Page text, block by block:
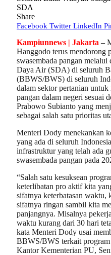
SDA
Share
Facebook Twitter LinkedIn
Kampiunnews | Jakarta –
Hanggodo terus mendorong
swasembada pangan
Daya Air (SDA) di seluruh
(BBWS/BWS) di seluruh
dalam sektor pertanian
pangan dalam negeri sesuai
Prabowo Subianto yang
sebagai salah satu prioritas
Menteri Dody menekankan
yang ada di seluruh
infrastruktur yang telah ada
swasembada pangan pada
“Salah satu kesuksean
keterlibatan pro aktif kita
sifatnya keterbatasan waktu,
sifatnya ringan sambil kita
panjangnya. Misalnya
waktu kurang dari 30 hari
kata Menteri Dody usai
BBWS/BWS terkait program
Kantor Kementerian PU,